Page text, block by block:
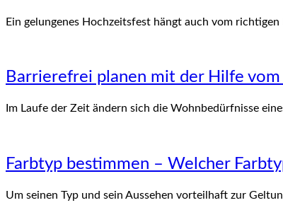
Ein gelungenes Hochzeitsfest hängt auch vom
Barrierefrei planen mit der Hilfe
Im Laufe der Zeit ändern sich die Wohnbedürfnisse
Farbtyp bestimmen – Welcher
Um seinen Typ und sein Aussehen vorteilhaft zur